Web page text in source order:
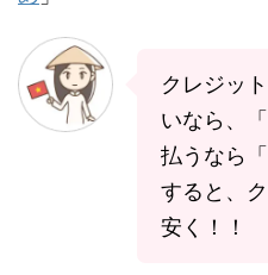
クレジッ
いなら、
払うなら
すると、
安く！！